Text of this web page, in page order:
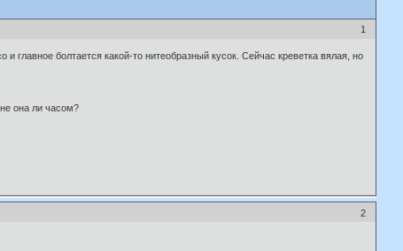
1
главное болтается какой-то нитеобразный кусок. Сейчас креветка вялая, но
она ли часом?
2